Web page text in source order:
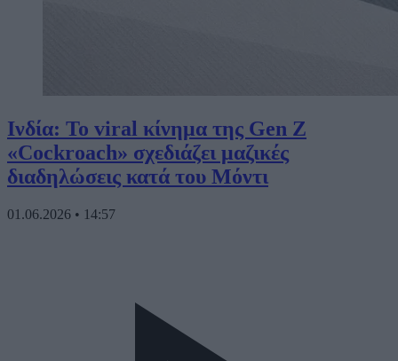
Ινδία: Το viral κίνημα της Gen Z
«Cockroach» σχεδιάζει μαζικές
διαδηλώσεις κατά του Μόντι
01.06.2026 • 14:57